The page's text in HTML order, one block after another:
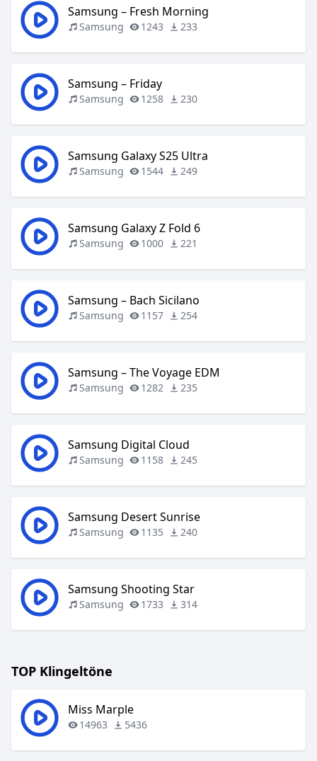
Samsung – Fresh Morning
Samsung 1243 233
Samsung – Friday
Samsung 1258 230
Samsung Galaxy S25 Ultra
Samsung 1544 249
Samsung Galaxy Z Fold 6
Samsung 1000 221
Samsung – Bach Sicilano
Samsung 1157 254
Samsung – The Voyage EDM
Samsung 1282 235
Samsung Digital Cloud
Samsung 1158 245
Samsung Desert Sunrise
Samsung 1135 240
Samsung Shooting Star
Samsung 1733 314
TOP Klingeltöne
Miss Marple
14963 5436